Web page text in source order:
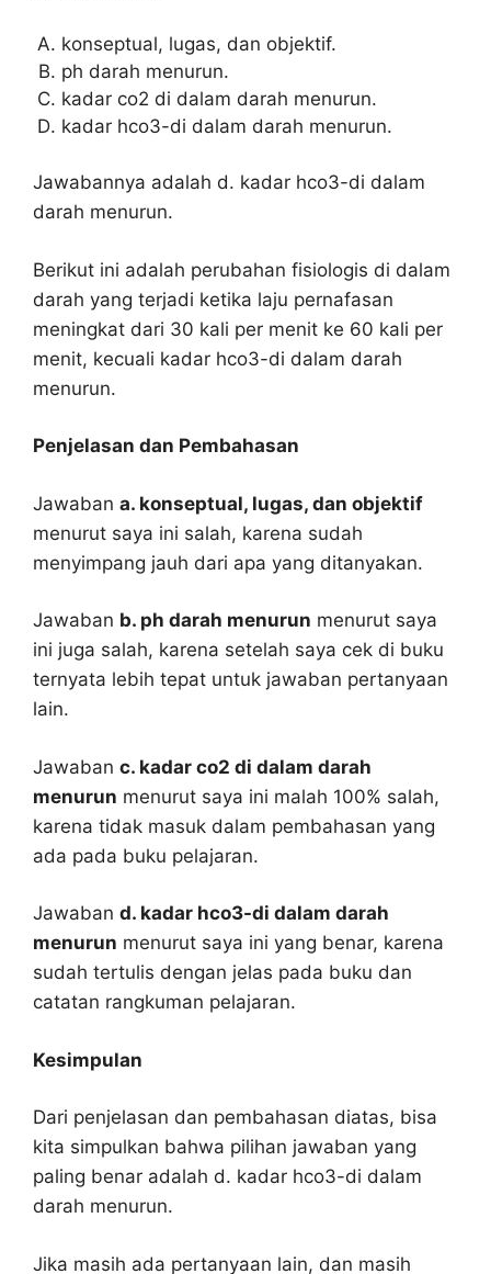
konseptual, lugas, dan objektif.
ph darah menurun.
kadar co2 di dalam darah menurun.
kadar hco3-di dalam darah menurun.
Jawabannya adalah d. kadar hco3-di dalam
darah menurun.
Berikut ini adalah perubahan fisiologis di dalam
darah yang terjadi ketika laju pernafasan
meningkat dari 30 kali per menit ke 60 kali per
menit, kecuali kadar hco3-di dalam darah
menurun.
Penjelasan dan Pembahasan
Jawaban a. konseptual, lugas, dan objektif
menurut saya ini salah, karena sudah
menyimpang jauh dari apa yang ditanyakan.
Jawaban b. ph darah menurun menurut saya
ini juga salah, karena setelah saya cek di buku
ternyata lebih tepat untuk jawaban pertanyaan
lain.
Jawaban c. kadar co2 di dalam darah
menurun menurut saya ini malah 100% salah,
karena tidak masuk dalam pembahasan yang
ada pada buku pelajaran.
Jawaban d. kadar hco3-di dalam darah
menurun menurut saya ini yang benar, karena
sudah tertulis dengan jelas pada buku dan
catatan rangkuman pelajaran.
Kesimpulan
Dari penjelasan dan pembahasan diatas, bisa
kita simpulkan bahwa pilihan jawaban yang
paling benar adalah d. kadar hco3-di dalam
darah menurun.
Jika masih ada pertanyaan lain, dan masih